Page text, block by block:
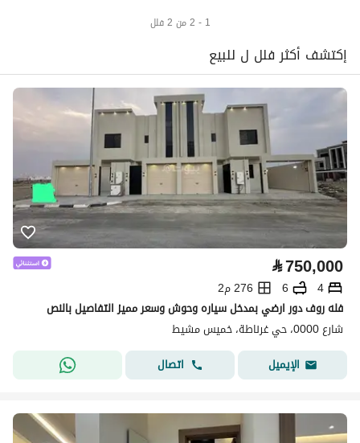
1 - 2 من 2 فلل
إكتشف أكثر فلل ل للبيع
⃁750,000
4
6
276 م2
فله روف دور ارضي بمدخل سياره وحوش وسعر مميز التفاصيل بالنص
شارع 0000، حي غرناطة، خميس مشيط
الإيميل
اتصال